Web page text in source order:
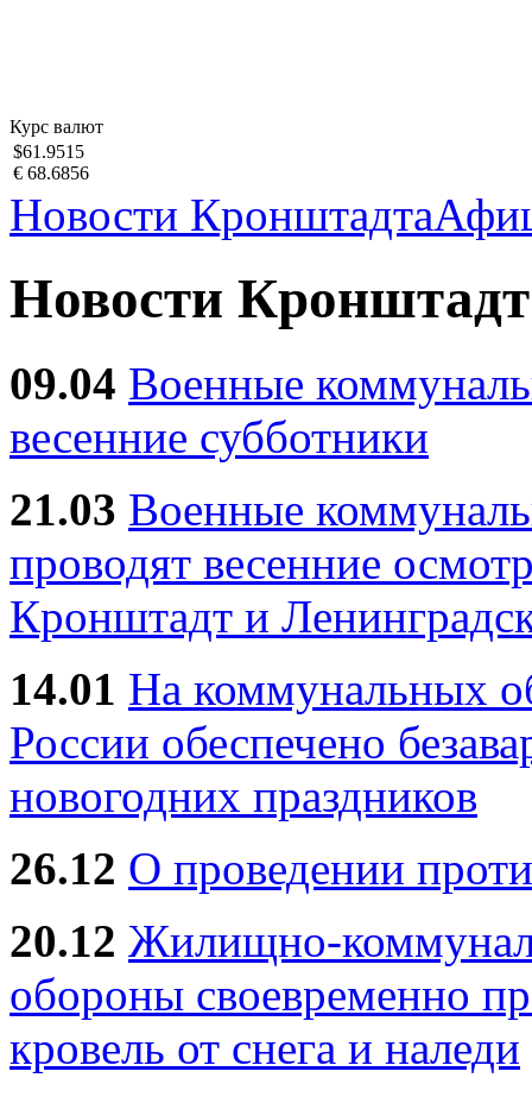
Курс валют
$61.9515
€ 68.6856
Новости Кронштадта
Новости
09.04 Военные
весенние субботники
21.03 Военные
проводят весенние
Кронштадт и
14.01 На коммунальных
России обеспечено
новогодних праздников
26.12 О проведении
20.12 Жилищно-
обороны своевременно
кровель от снега и наледи